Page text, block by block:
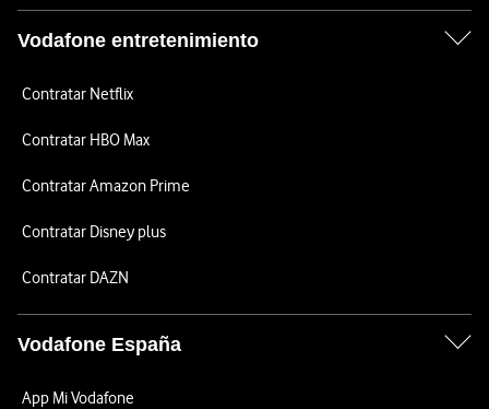
Vodafone entretenimiento
Contratar Netflix
Contratar HBO Max
Contratar Amazon Prime
Contratar Disney plus
Contratar DAZN
Vodafone España
App Mi Vodafone